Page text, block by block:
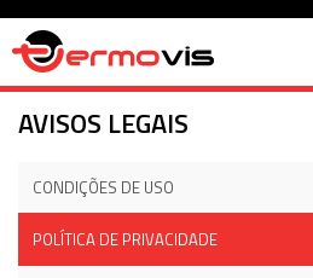
Início Avisos Legais
AVISOS LEGAIS
CONDIÇÕES DE USO
POLÍTICA DE PRIVACIDADE